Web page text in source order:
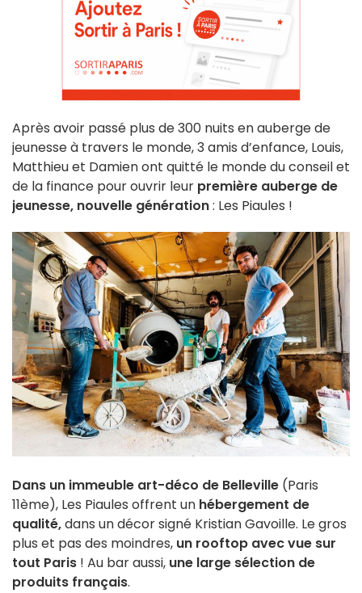
Après avoir passé plus de 300 nuits en auberge de
jeunesse à travers le monde, 3 amis d’enfance, Louis,
Matthieu et Damien ont quitté le monde du conseil et
de la finance pour ouvrir leur première auberge de
jeunesse, nouvelle génération: Les Piaules !
Dans un immeuble art-déco de Belleville (Paris
11ème), Les Piaules offrent un hébergement de
qualité,dans un décor signé Kristian Gavoille. Le gros
plus et pas des moindres, un rooftop avec vue sur
tout Paris ! Au bar aussi, une large sélection de
produits français.